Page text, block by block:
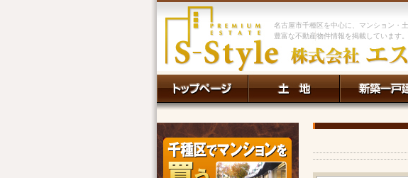
名古屋市千種区を中心に、マンション・
豊富な不動産物件情報を掲載しています